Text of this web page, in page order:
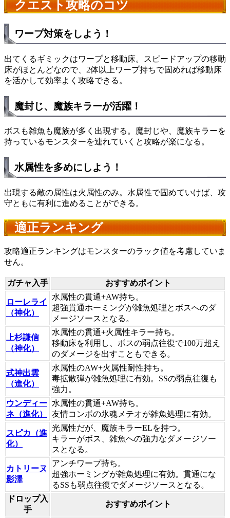
クエスト攻略のコツ
ワープ対策をしよう！
出てくるギミックはワープと移動床。スピードアップの移動
床がほとんどなので、2体以上ワープ持ちで固めれば移動床
を活かして効率よく攻略できる。
魔封じ、魔族キラーが活躍！
ボスも雑魚も魔族が多く出現する。魔封じや、魔族キラーを
持っているモンスターを連れていくと攻略が楽になる。
水属性を多めにしよう！
出現する敵の属性は火属性のみ。水属性で固めていけば、攻
守ともに有利に進めることができる。
適正ランキング
攻略適正ランキングはモンスターのラック値を考慮していま
せん。
ガチャ入手 おすすめポイント
ローレライ
（神化）
水属性の貫通+AW持ち。
超強貫通ホーミングが雑魚処理とボスへのダ
メージソースとなる。
上杉謙信
（神化）
水属性の貫通+火属性キラー持ち。
移動床を利用し、ボスの弱点往復で100万超え
のダメージを出すこともできる。
式神出雲
（進化）
水属性のAW+火属性耐性持ち。
毒拡散弾が雑魚処理に有効。SSの弱点往復も
強力。
ウンディー
ネ（進化）
水属性の貫通+AW持ち。
友情コンボの氷魂メテオが雑魚処理に有効。
スピカ（進
化）
光属性だが、魔族キラーELを持つ。
キラーがボス、雑魚への強力なダメージソー
スとなる。
カトリーヌ
影澤
アンチワープ持ち。
超強ホーミングが雑魚処理に有効。貫通にな
るSSも弱点往復でダメージソースとなる。
ドロップ入
手
おすすめポイント